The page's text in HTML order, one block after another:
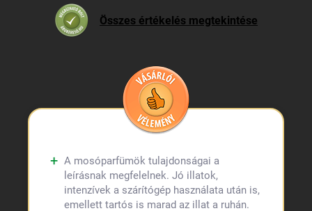
Összes értékelés megtekintése
A mosóparfümök tulajdonságai a
leírásnak megfelelnek. Jó illatok,
intenzívek a szárítógép használata után is,
emellett tartós is marad az illat a ruhán.